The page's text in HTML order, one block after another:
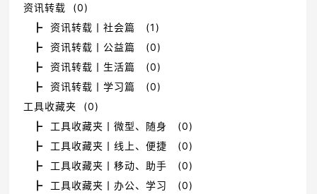
资讯转载 (0)
┣ 资讯转载丨社会篇 (1)
┣ 资讯转载丨公益篇 (0)
┣ 资讯转载丨生活篇 (0)
┣ 资讯转载丨学习篇 (0)
工具收藏夹 (0)
┣ 工具收藏夹丨微型、随身 (0)
┣ 工具收藏夹丨线上、便捷 (0)
┣ 工具收藏夹丨移动、助手 (0)
┣ 工具收藏夹丨办公、学习 (0)